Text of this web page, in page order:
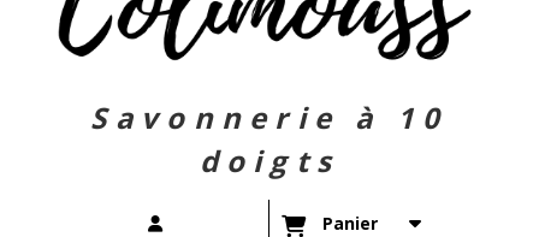
Savonnerie à 10
doigts
Panier